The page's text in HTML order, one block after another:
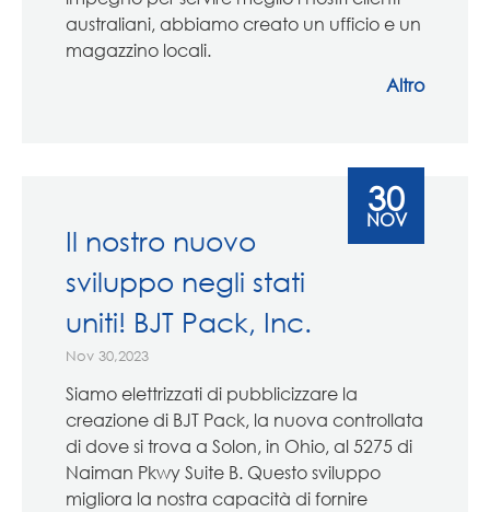
australiani, abbiamo creato un ufficio e un
magazzino locali.
Altro
Il nostro nuovo
sviluppo negli stati
uniti! BJT Pack, Inc.
Nov 30,2023
Siamo elettrizzati di pubblicizzare la
creazione di BJT Pack, la nuova controllata
di dove si trova a Solon, in Ohio, al 5275 di
Naiman Pkwy Suite B. Questo sviluppo
migliora la nostra capacità di fornire
30
NOV